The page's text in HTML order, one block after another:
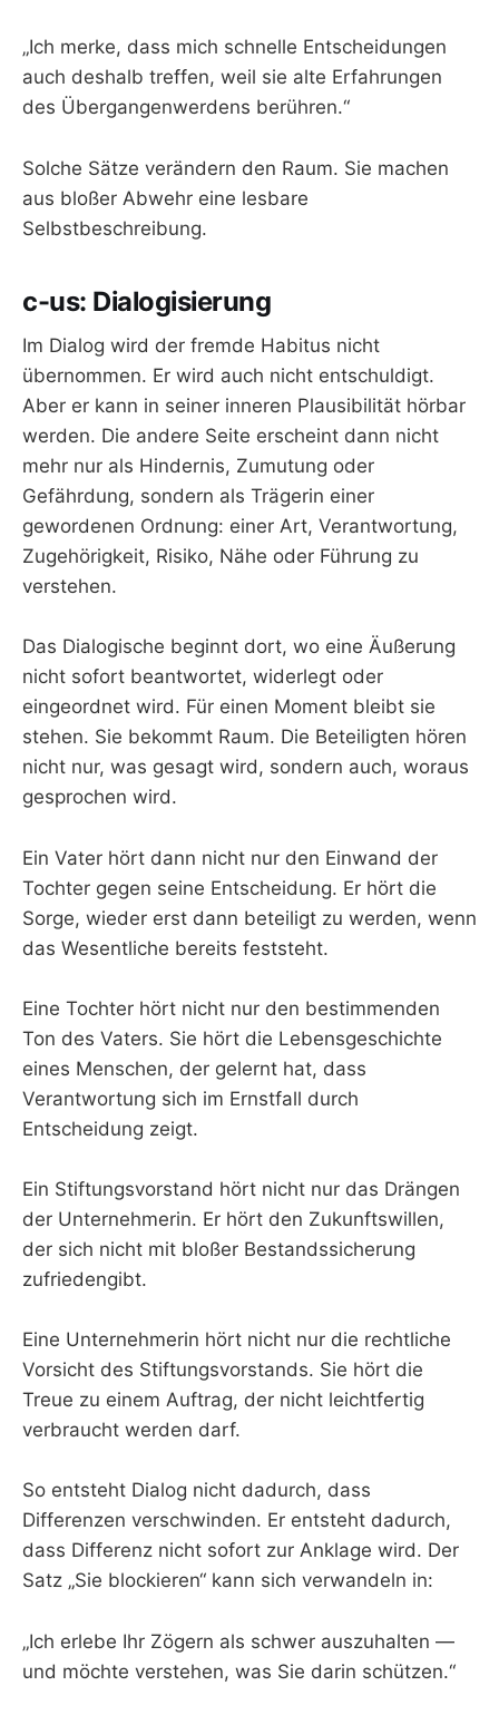
„Ich merke, dass mich schnelle Entscheidungen
auch deshalb treffen, weil sie alte Erfahrungen
des Übergangenwerdens berühren.“
Solche Sätze verändern den Raum. Sie machen
aus bloßer Abwehr eine lesbare
Selbstbeschreibung.
c-us: Dialogisierung
Im Dialog wird der fremde Habitus nicht
übernommen. Er wird auch nicht entschuldigt.
Aber er kann in seiner inneren Plausibilität hörbar
werden. Die andere Seite erscheint dann nicht
mehr nur als Hindernis, Zumutung oder
Gefährdung, sondern als Trägerin einer
gewordenen Ordnung: einer Art, Verantwortung,
Zugehörigkeit, Risiko, Nähe oder Führung zu
verstehen.
Das Dialogische beginnt dort, wo eine Äußerung
nicht sofort beantwortet, widerlegt oder
eingeordnet wird. Für einen Moment bleibt sie
stehen. Sie bekommt Raum. Die Beteiligten hören
nicht nur, was gesagt wird, sondern auch, woraus
gesprochen wird.
Ein Vater hört dann nicht nur den Einwand der
Tochter gegen seine Entscheidung. Er hört die
Sorge, wieder erst dann beteiligt zu werden, wenn
das Wesentliche bereits feststeht.
Eine Tochter hört nicht nur den bestimmenden
Ton des Vaters. Sie hört die Lebensgeschichte
eines Menschen, der gelernt hat, dass
Verantwortung sich im Ernstfall durch
Entscheidung zeigt.
Ein Stiftungsvorstand hört nicht nur das Drängen
der Unternehmerin. Er hört den Zukunftswillen,
der sich nicht mit bloßer Bestandssicherung
zufriedengibt.
Eine Unternehmerin hört nicht nur die rechtliche
Vorsicht des Stiftungsvorstands. Sie hört die
Treue zu einem Auftrag, der nicht leichtfertig
verbraucht werden darf.
So entsteht Dialog nicht dadurch, dass
Differenzen verschwinden. Er entsteht dadurch,
dass Differenz nicht sofort zur Anklage wird. Der
Satz „Sie blockieren“ kann sich verwandeln in:
„Ich erlebe Ihr Zögern als schwer auszuhalten —
und möchte verstehen, was Sie darin schützen.“